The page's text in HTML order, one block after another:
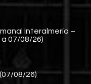
Interalmería –
07/08/26)
08/26)